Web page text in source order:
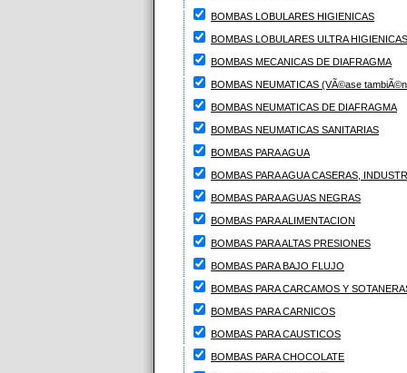
BOMBAS LOBULARES HIGIENICAS
BOMBAS LOBULARES ULTRA HIGIENICAS
BOMBAS MECANICAS DE DIAFRAGMA
BOMBAS NEUMATICAS (VÃ©ase
BOMBAS NEUMATICAS DE DIAFRAGMA
BOMBAS NEUMATICAS SANITARIAS
BOMBAS PARA AGUA
BOMBAS PARA AGUA CASERAS,
BOMBAS PARA AGUAS NEGRAS
BOMBAS PARA ALIMENTACION
BOMBAS PARA ALTAS PRESIONES
BOMBAS PARA BAJO FLUJO
BOMBAS PARA CARCAMOS Y
BOMBAS PARA CARNICOS
BOMBAS PARA CAUSTICOS
BOMBAS PARA CHOCOLATE